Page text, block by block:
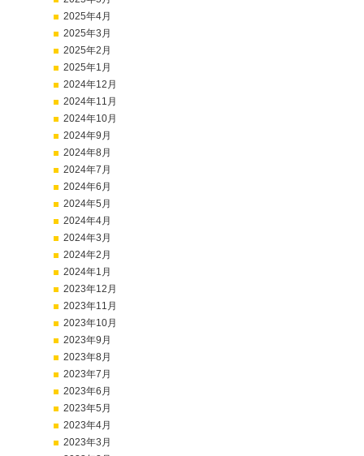
2025年4月
2025年3月
2025年2月
2025年1月
2024年12月
2024年11月
2024年10月
2024年9月
2024年8月
2024年7月
2024年6月
2024年5月
2024年4月
2024年3月
2024年2月
2024年1月
2023年12月
2023年11月
2023年10月
2023年9月
2023年8月
2023年7月
2023年6月
2023年5月
2023年4月
2023年3月